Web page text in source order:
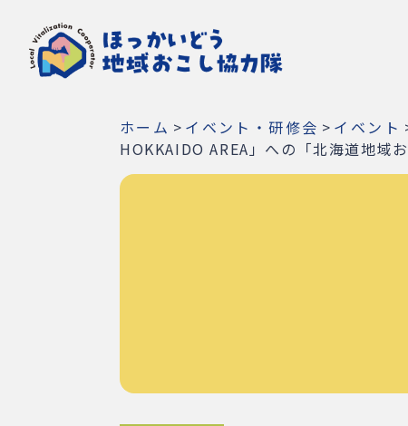
ホーム > イベント・研修会 > イベント
HOKKAIDO AREA」への「北海道地域